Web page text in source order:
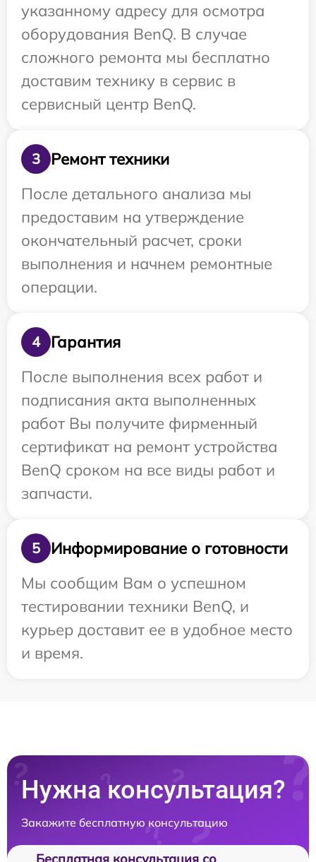
указанному адресу для осмотра
оборудования BenQ. В случае
сложного ремонта мы бесплатно
доставим технику в сервис в
сервисный центр BenQ.
3
Ремонт техники
После детального анализа мы
предоставим на утверждение
окончательный расчет, сроки
выполнения и начнем ремонтные
операции.
4
Гарантия
После выполнения всех работ и
подписания акта выполненных
работ Вы получите фирменный
сертификат на ремонт устройства
BenQ сроком на все виды работ и
запчасти.
5
Информирование о готовности
Мы сообщим Вам о успешном
тестировании техники BenQ, и
курьер доставит ее в удобное место
и время.
Нужна консультация?
Закажите бесплатную консультацию